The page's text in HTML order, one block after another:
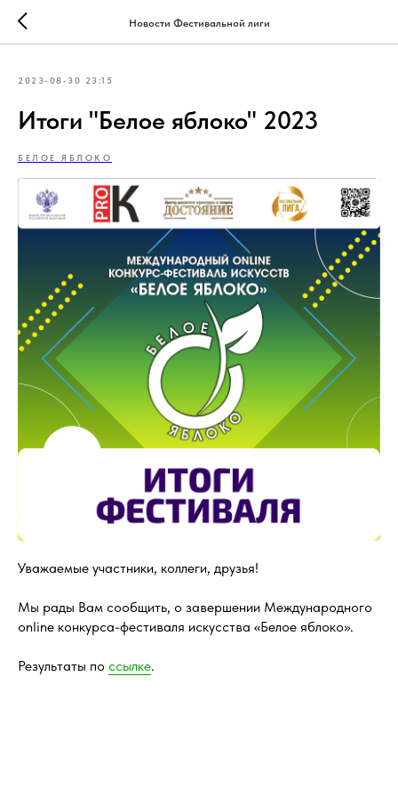
Новости Фестивальной лиги
2023-08-30 23:15
Итоги "Белое яблоко" 2023
БЕЛОЕ ЯБЛОКО
Уважаемые участники, коллеги, друзья!
Мы рады Вам сообщить, о завершении Международного
online конкурса-фестиваля искусства «Белое яблоко».
Результаты по ссылке.